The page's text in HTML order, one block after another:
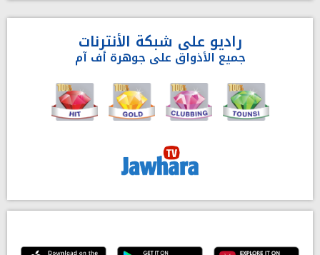
راديو على شبكة الأنترنات
جميع الأذواق على جوهرة أف آم